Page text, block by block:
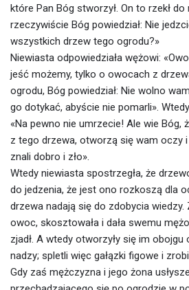
które Pan Bóg stworzył. On to rzekł do
rzeczywiście Bóg powiedział: Nie
wszystkich drzew tego ogrodu?»
Niewiasta odpowiedziała wężowi:
jeść możemy, tylko o owocach z
ogrodu, Bóg powiedział: Nie wolno
go dotykać, abyście nie pomarli».
«Na pewno nie umrzecie! Ale wie Bóg,
z tego drzewa, otworzą się wam oczy
znali dobro i zło».
Wtedy niewiasta spostrzegła, że
do jedzenia, że jest ono rozkoszą dla
drzewa nadają się do zdobycia wiedzy.
owoc, skosztowała i dała swemu
zjadł. A wtedy otworzyły się im
nadzy; spletli więc gałązki figowe i
Gdy zaś mężczyzna i jego żona